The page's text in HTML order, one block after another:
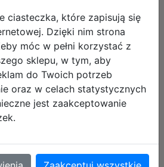
zł
KOSZYKA
Galeria zdjęć
ciasteczka, które zapisują się
Dzięki nim strona
móc w pełni korzystać z
sklepu, w tym, aby
do Twoich potrzeb
oraz w celach statystycznych
jest zaakceptowanie